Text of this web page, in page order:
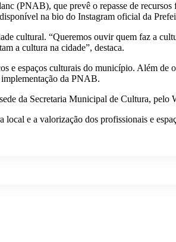
(PNAB), que prevê o repasse de
na bio do Instagram oficial da
cultural. “Queremos ouvir quem faz a
a cultura na cidade”, destaca.
e espaços culturais do município. Além de
da PNAB.
da Secretaria Municipal de Cultura,
e a valorização dos profissionais e